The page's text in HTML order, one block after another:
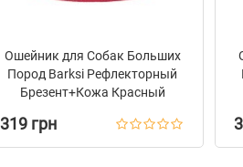
Ошейник для Собак Больших
Пород Barksi Рефлекторный
Брезент+Кожа Красный
319 грн